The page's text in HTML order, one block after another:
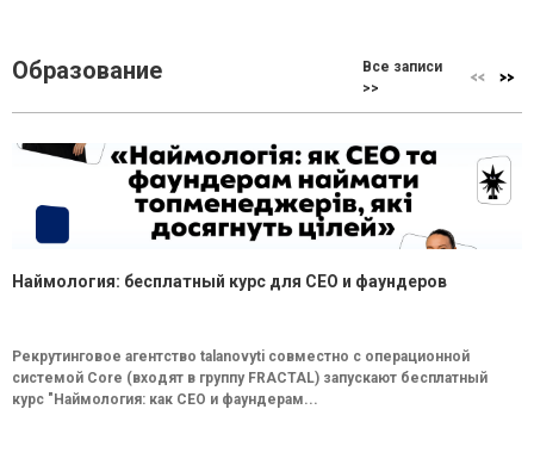
Образование
Все записи
>>
Наймология: бесплатный курс для CEO и фаундеров
Рекрутинговое агентство talanovyti совместно с операционной
системой Core (входят в группу FRACTAL) запускают бесплатный
курс "Наймология: как СEO и фаундерам...